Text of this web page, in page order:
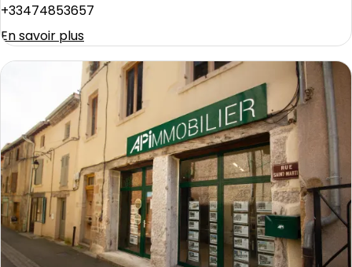
+33474853657
En savoir plus